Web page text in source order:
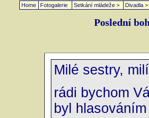
Poslední
Milé sestry,
rádi bychom
byl
Home Fotogalerie Setkání mládeže > Divadla >